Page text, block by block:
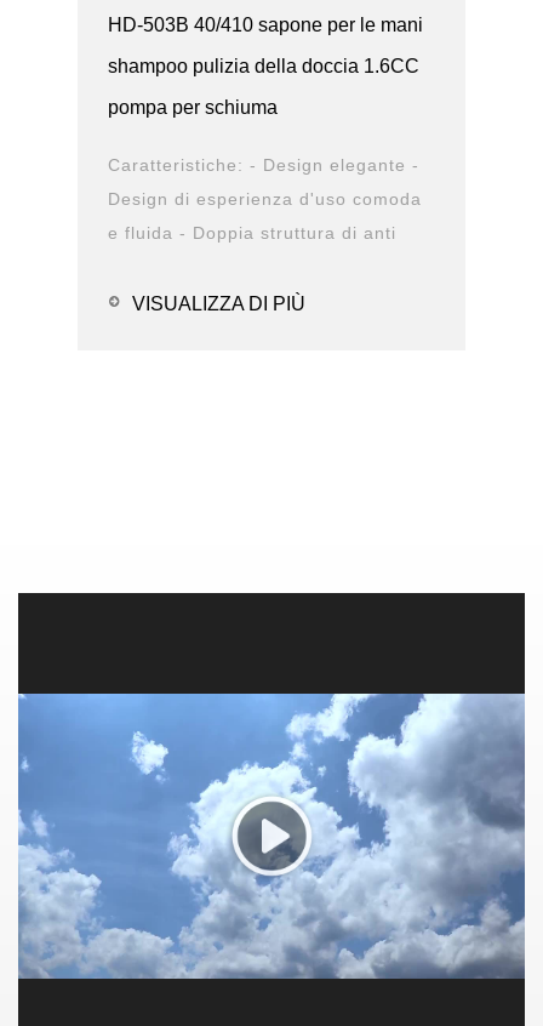
HD-503B 40/410 sapone per le mani
shampoo pulizia della doccia 1.6CC
pompa per schiuma
Caratteristiche: - Design elegante -
Design di esperienza d'uso comoda
e fluida - Doppia struttura di anti
- Op...
VISUALIZZA DI PIÙ